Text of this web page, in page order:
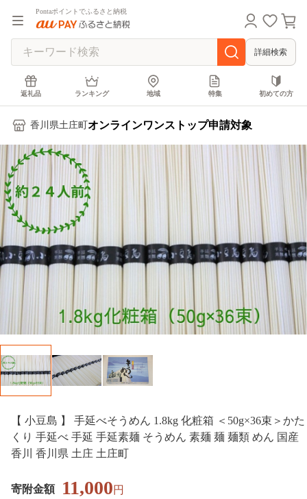
Pontaポイントでふるさと納税
詳細検索
返礼品 ランキング 地域 特集 初めての方
香川県土庄町 オンラインワンストップ申請対象
【 小豆島 】 手延べそうめん 1.8kg 化粧箱 ＜50g×36束＞かた
くり 手延べ 手延 手延素麺 そうめん 素麺 麺 麺類 めん 国産
香川 香川県 土庄 土庄町
寄附金額 11,000円